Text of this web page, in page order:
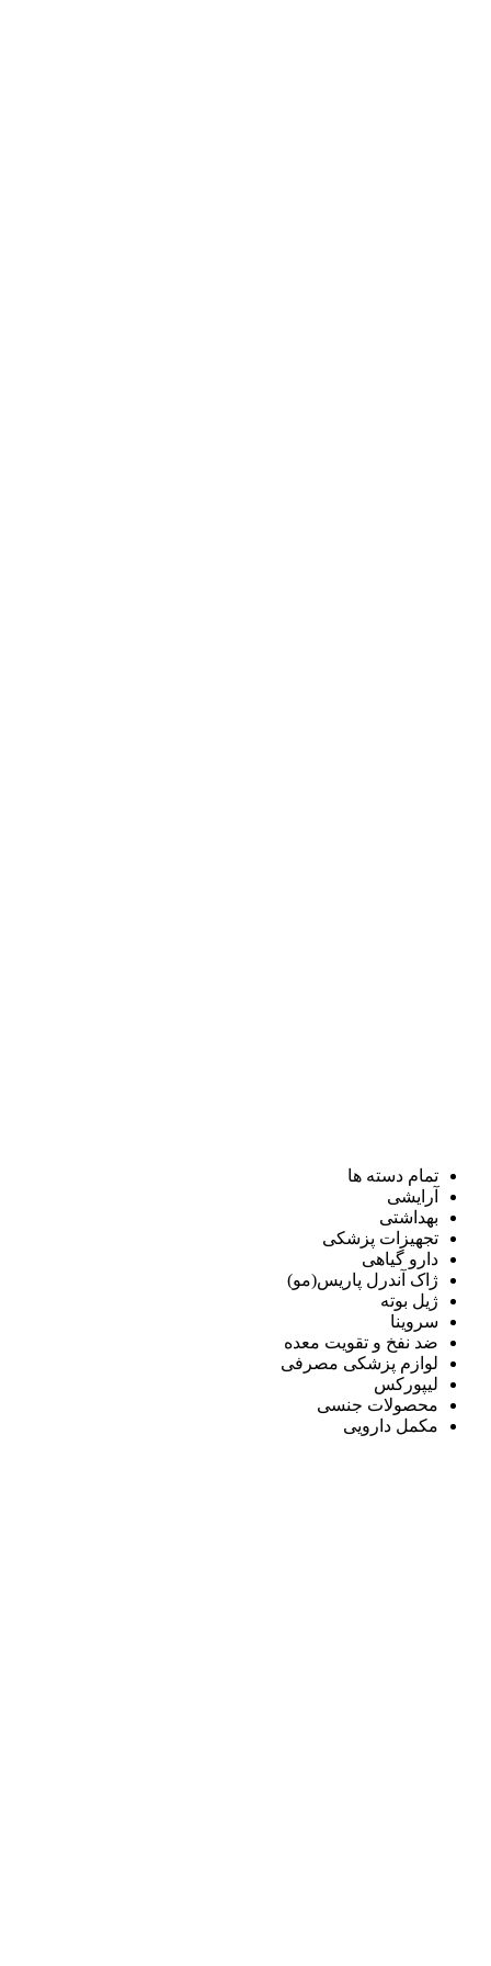
تمام دسته ها
آرایشی
بهداشتی
تجهیزات پزشکی
دارو گیاهی
ژاک آندرل پاریس(مو)
ژیل بوته
سروینا
ضد نفخ و تقویت معده
لوازم پزشکی مصرفی
لیپورکس
محصولات جنسی
مکمل دارویی